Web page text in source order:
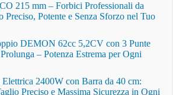
215 mm – Forbici Professionali da
Preciso, Potente e Senza Sforzo nel Tuo
DEMON 62cc 5,2CV con 3 Punte
– Potenza Estrema per Ogni
Elettrica 2400W con Barra da 40 cm:
Preciso e Massima Sicurezza in Ogni